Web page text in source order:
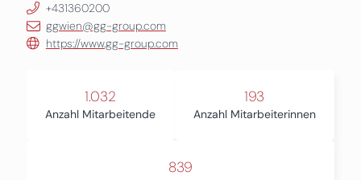
+431360200
ggwien@gg-group.com
https://www.gg-group.com
1.032
Anzahl Mitarbeitende
193
Anzahl Mitarbeiterinnen
839